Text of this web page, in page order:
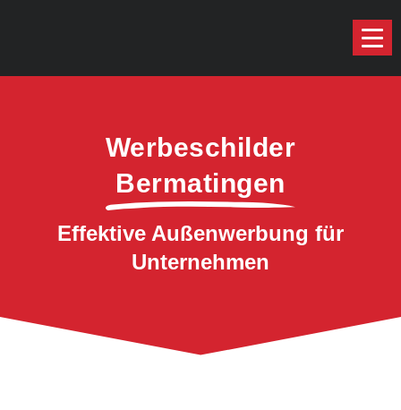
Werbeschilder
Bermatingen
Effektive Außenwerbung für
Unternehmen